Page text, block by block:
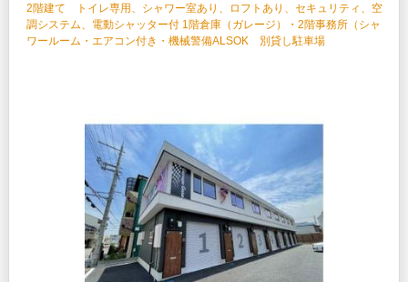
2階建て トイレ専用、シャワー室あり、ロフトあり、セキュリティ、空
調システム、電動シャッター付 1階倉庫（ガレージ）・2階事務所（シャ
ワールーム・エアコン付き・機械警備ALSOK 別貸し駐車場